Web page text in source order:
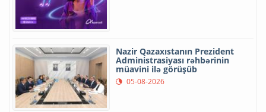
Nazir Qazaxıstanın Prezident
Administrasiyası rəhbərinin
müavini ilə görüşüb
05-08-2026